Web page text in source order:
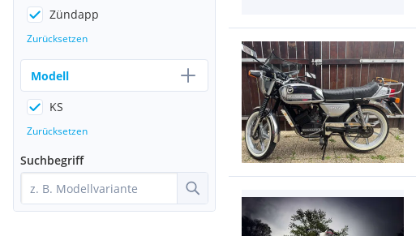
Zündapp
Zurücksetzen
Modell
KS
Zurücksetzen
Suchbegriff